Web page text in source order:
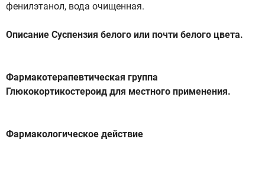
фенилэтанол, вода очищенная.
Описание Суспензия белого или почти белого цвета.
Фармакотерапевтическая группа
Глюкокортикостероид для местного применения.
Фармакологическое действие